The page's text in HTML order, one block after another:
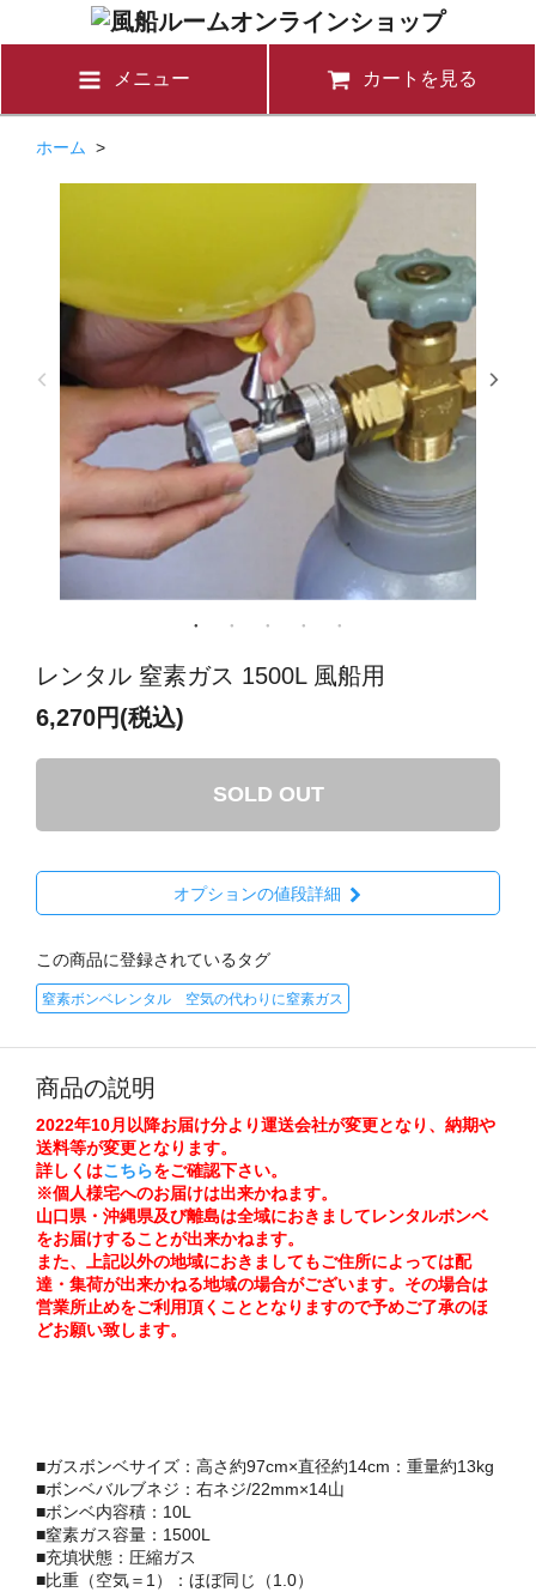
メニュー カートを見る
ホーム >
レンタル 窒素ガス 1500L 風船用
6,270円(税込)
SOLD OUT
オプションの値段詳細
この商品に登録されているタグ
窒素ボンベレンタル 空気の代わりに窒素ガス
商品の説明
2022年10月以降お届け分より運送会社が変更となり、納期や
送料等が変更となります。
詳しくはこちらをご確認下さい。
※個人様宅へのお届けは出来かねます。
山口県・沖縄県及び離島は全域におきましてレンタルボンベ
をお届けすることが出来かねます。
また、上記以外の地域におきましてもご住所によっては配
達・集荷が出来かねる地域の場合がございます。その場合は
営業所止めをご利用頂くこととなりますので予めご了承のほ
どお願い致します。
■ガスボンベサイズ：高さ約97cm×直径約14cm：重量約13kg
■ボンベバルブネジ：右ネジ/22mm×14山
■ボンベ内容積：10L
■窒素ガス容量：1500L
■充填状態：圧縮ガス
■比重（空気＝1）：ほぼ同じ（1.0）